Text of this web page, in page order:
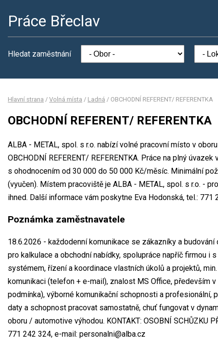
Práce Břeclav
Hledat zaměstnání
Hlavní strana / Volná místa / Ladná / OBCHODNÍ REFERENT/ REFERENTKA
OBCHODNÍ REFERENT/ REFERENTKA
ALBA - METAL, spol. s r.o. nabízí volné pracovní místo v
OBCHODNÍ REFERENT/ REFERENTKA. Práce na plný
s ohodnocením od 30 000 do 50 000 Kč/měsíc. Minimální
(vyučen). Místem pracoviště je ALBA - METAL, spol. s r.o. -
ihned. Další informace vám poskytne Eva Hodonská, tel.: 771
Poznámka zaměstnavatele
18.6.2026 - každodenní komunikace se zákazníky a
pro kalkulace a obchodní nabídky, spolupráce napříč firmou i
systémem, řízení a koordinace vlastních úkolů a projektů,
komunikaci (telefon + e-mail), znalost MS Office, především
podmínka), výborné komunikační schopnosti a profesionální,
daty a schopnost pracovat samostatně, chuť fungovat v
oboru / automotive výhodou. KONTAKT: OSOBNÍ SCHŮZKU
771 242 324, e-mail: personalni@alba.cz